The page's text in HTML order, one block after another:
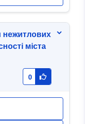
нежитлових
міста
0